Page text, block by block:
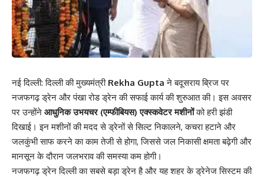
नई दिल्ली: दिल्ली की मुख्यमंत्री Rekha Gupta ने बदूसराय ब्रिज पर
नजफगढ़ ड्रेन और पंखा रोड ड्रेन की सफाई कार्य की शुरुआत की। इस अवसर
पर उन्होंने आधुनिक उभयचर (एम्फीबियस) एक्स्कवेटर मशीनोंको हरी झंडी
दिखाई। इन मशीनों की मदद से ड्रेनों से सिल्ट निकालने, कचरा हटाने और
जलकुंभी साफ करने का काम तेजी से होगा, जिससे जल निकासी क्षमता बढ़ेगी और
मानसून के दौरान जलभराव की समस्या कम होगी।
नजफगढ़ ड्रेन दिल्ली का सबसे बड़ा ड्रेन है और यह शहर के ड्रेनेज सिस्टम की